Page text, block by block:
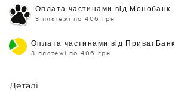
Оплата частинами від Монобанк
3 платежі по 406 грн
Оплата частинами від ПриватБанк
3 платежі по 406 грн
Деталі